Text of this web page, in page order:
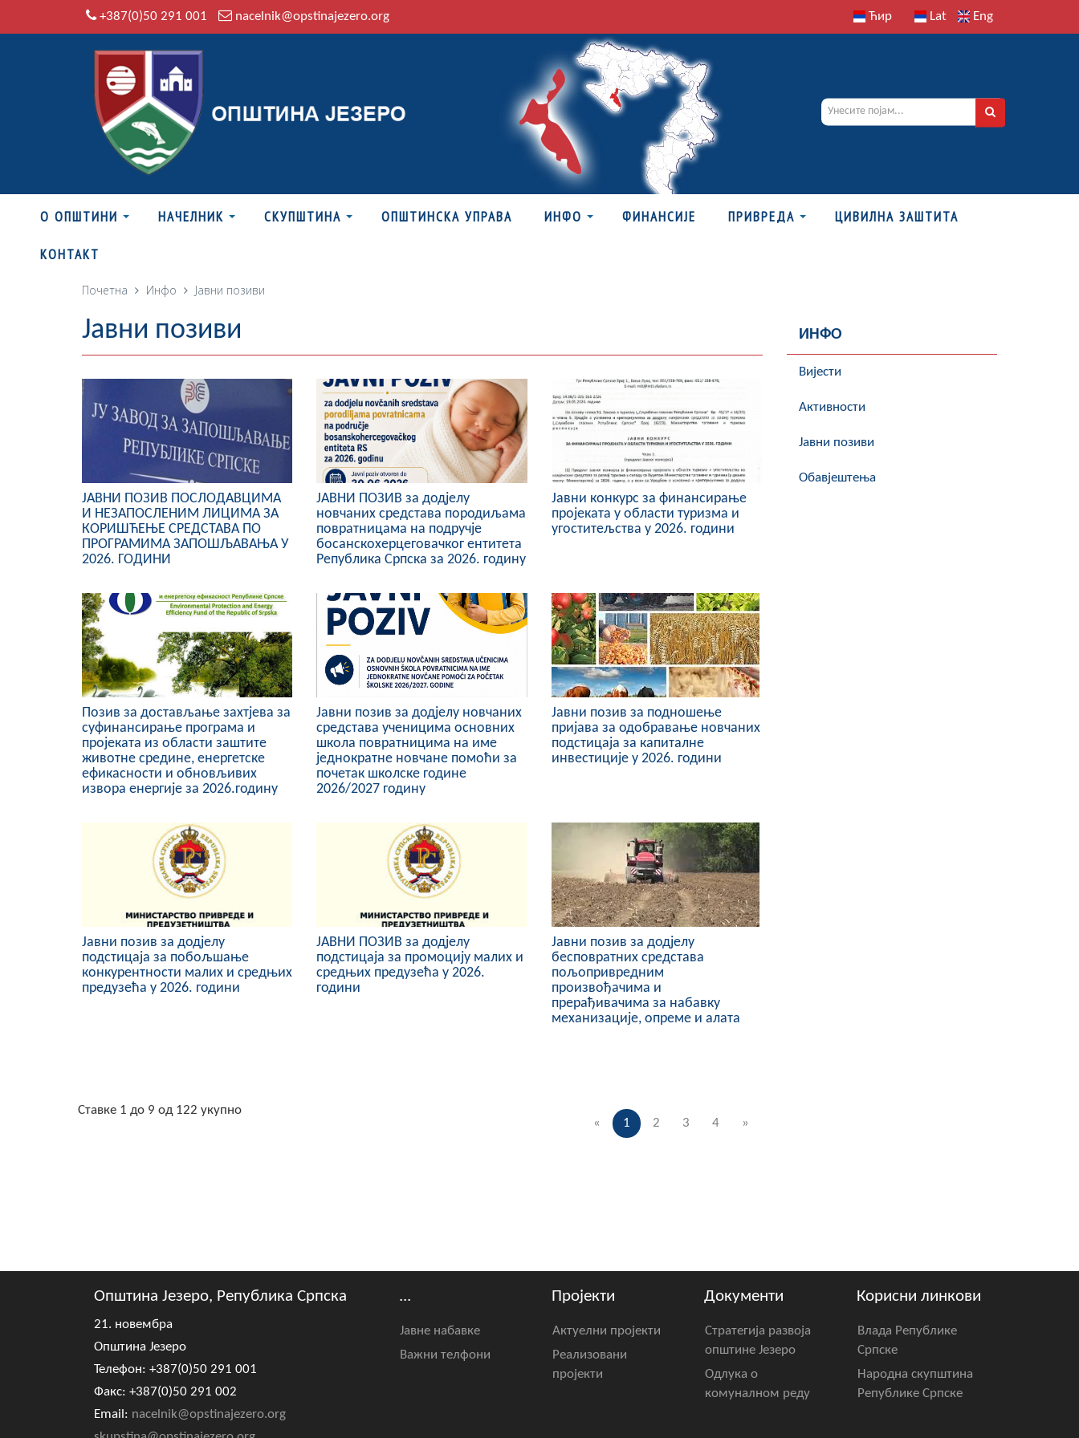
+387(0)50 291 001 nacelnik@opstinajezero.org Ћир Lat Eng
О ОПШТИНИ НАЧЕЛНИК СКУПШТИНА ОПШТИНСКА УПРАВА ИНФО ФИНАНСИЈЕ ПРИВРЕДА ЦИВИЛНА ЗАШТИТА
КОНТАКТ
Почетна Инфо Јавни позиви
Јавни позиви
ЈАВНИ ПОЗИВ ПОСЛОДАВЦИМА
И НЕЗАПОСЛЕНИМ ЛИЦИМА ЗА
КОРИШЋЕЊЕ СРЕДСТАВА ПО
ПРОГРАМИМА ЗАПОШЉАВАЊА У
2026. ГОДИНИ
ЈАВНИ ПОЗИВ за додјелу
новчаних средстава породиљама
повратницама на подручје
босанскохерцеговачког ентитета
Република Српска за 2026. годину
Јавни конкурс за финансирање
пројеката у области туризма и
угоститељства у 2026. години
Позив за достављање захтјева за
суфинансирање програма и
пројеката из области заштите
животне средине, енергетске
ефикасности и обновљивих
извора енергије за 2026.годину
Јавни позив за додјелу новчаних
средстава ученицима основних
школа повратницима на име
једнократне новчане помоћи за
почетак школске године
2026/2027 годину
Јавни позив за подношење
пријава за одобравање новчаних
подстицаја за капиталне
инвестиције у 2026. години
Јавни позив за додјелу
подстицаја за побољшање
конкурентности малих и средњих
предузећа у 2026. години
ЈАВНИ ПОЗИВ за додјелу
подстицаја за промоцију малих и
средњих предузећа у 2026.
години
Јавни позив за дод‌јелу
бесповратних средстава
пољопривредним
произвођачима и
прерађивачима за набавку
механизације, опреме и алата
« 1 2 3 4 »
Ставке 1 до 9 од 122 укупно
ИНФО
Вијести
Активности
Јавни позиви
Обавјештења
Општина Језеро, Република Српска
21. новембра
Општина Језеро
Телефон: +387(0)50 291 001
Факс: +387(0)50 291 002
Email: nacelnik@opstinajezero.org
...
Јавне набавке
Важни телфони
Пројекти
Актуелни пројекти
Реализовани
пројекти
Документи
Стратегија развоја
општине Језеро
Одлука о
комуналном реду
Корисни линкови
Влада Републике
Српске
Народна скупштина
Републике Српске